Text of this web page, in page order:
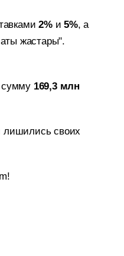
2%и5%, а
жастары".
169,3 млн
лишились своих